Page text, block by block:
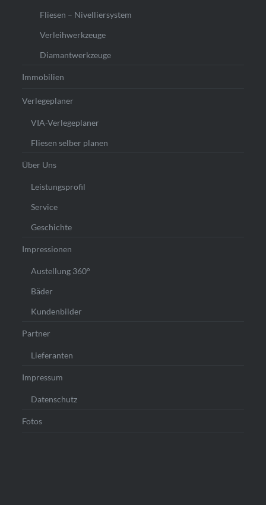
Fliesen – Nivelliersystem
Verleihwerkzeuge
Diamantwerkzeuge
Immobilien
Verlegeplaner
VIA-Verlegeplaner
Fliesen selber planen
Über Uns
Leistungsprofil
Service
Geschichte
Impressionen
Austellung 360°
Bäder
Kundenbilder
Partner
Lieferanten
Impressum
Datenschutz
Fotos